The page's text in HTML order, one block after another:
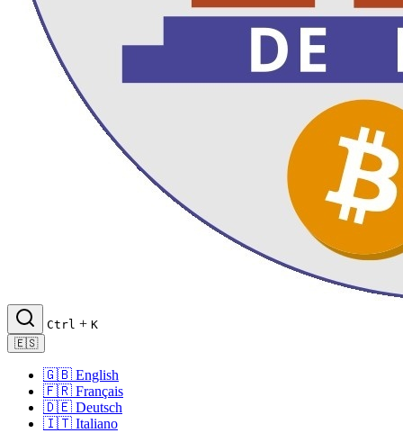
Ctrl + K
🇪🇸
🇬🇧 English
🇫🇷 Français
🇩🇪 Deutsch
🇮🇹 Italiano